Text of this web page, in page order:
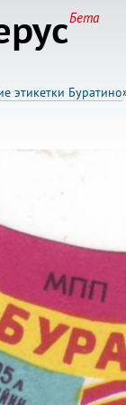
Бета
этикетки Буратино